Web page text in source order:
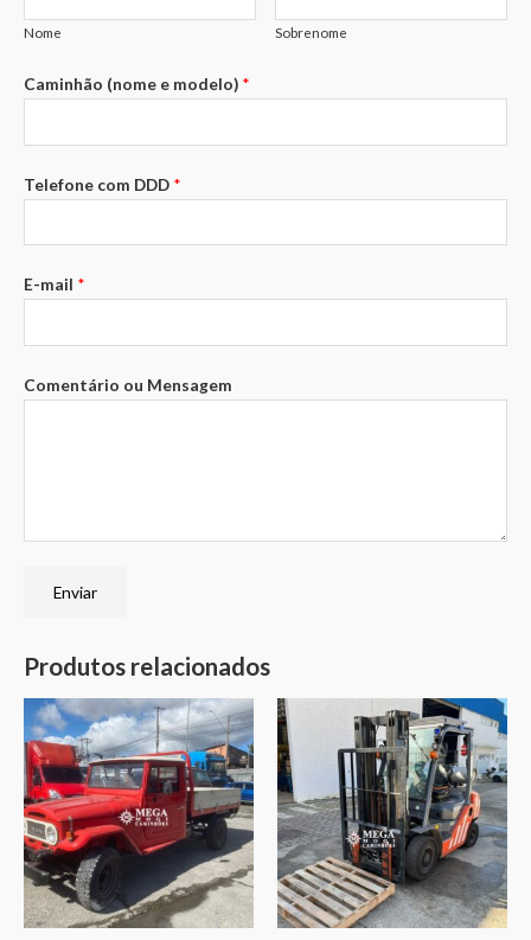
Nome Sobrenome
Caminhão (nome e modelo) *
Telefone com DDD *
E-mail *
Comentário ou Mensagem
Enviar
Produtos relacionados